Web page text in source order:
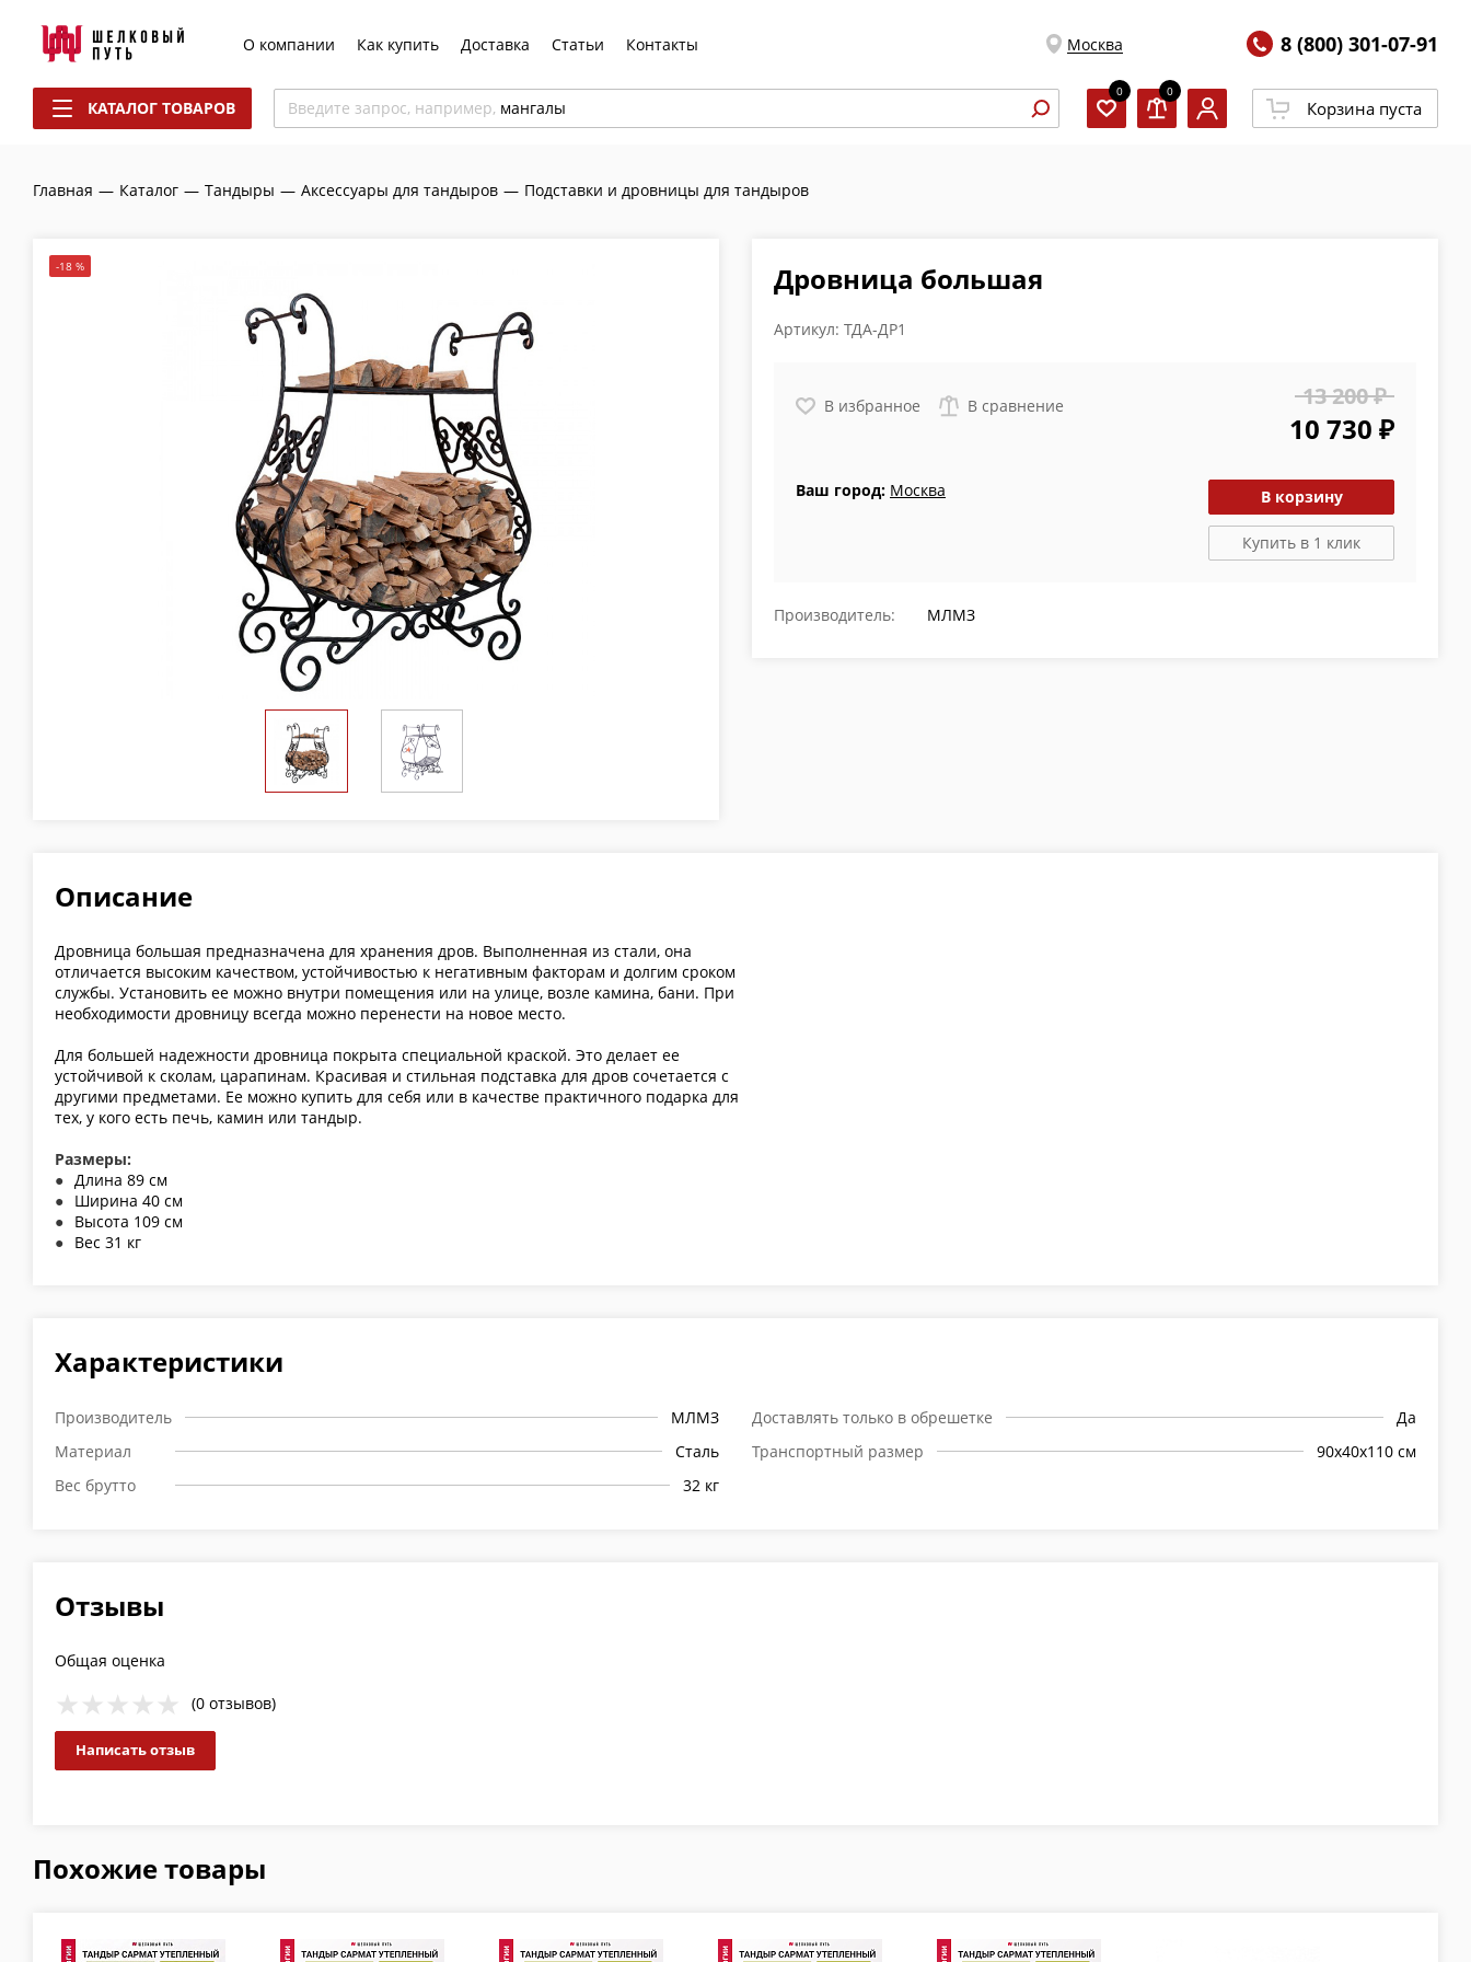
О компании Как купить Доставка Статьи Контакты Москва 8 (800) 301-07-91
КАТАЛОГ ТОВАРОВ Введите запрос, например, мангалы
0 0
Корзина пуста
Главная — Каталог — Тандыры — Аксессуары для тандыров — Подставки и дровницы для тандыров
-18 % Дровница большая
Артикул: ТДА-ДР1
В избранное В сравнение 13 200 ₽
10 730 ₽
Ваш город: Москва В корзину
Купить в 1 клик
Производитель: МЛМЗ
Описание
Дровница большая предназначена для хранения дров. Выполненная из стали, она
отличается высоким качеством, устойчивостью к негативным факторам и долгим сроком
службы. Установить ее можно внутри помещения или на улице, возле камина, бани. При
необходимости дровницу всегда можно перенести на новое место.
Для большей надежности дровница покрыта специальной краской. Это делает ее
устойчивой к сколам, царапинам. Красивая и стильная подставка для дров сочетается с
другими предметами. Ее можно купить для себя или в качестве практичного подарка для
тех, у кого есть печь, камин или тандыр.
Размеры:
Длина 89 см
Ширина 40 см
Высота 109 см
Вес 31 кг
Характеристики
Производитель
МЛМЗ
Материал
Сталь
Вес брутто
32 кг
Доставлять только в обрешетке
Да
Транспортный размер
90х40х110 см
Отзывы
Общая оценка
(0 отзывов)
Написать отзыв
Похожие товары